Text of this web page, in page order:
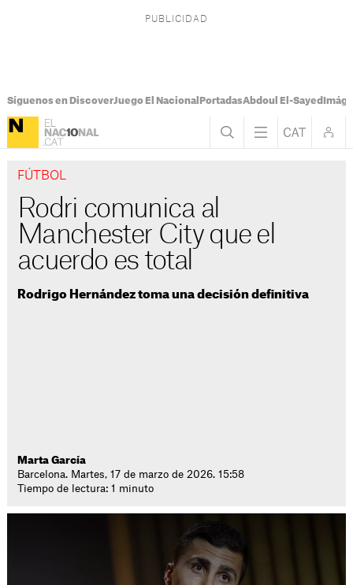
Síguenos en DiscoverJuego El Nacional PortadasAbdoul El-Sayed
FÚTBOL
Rodri comunica al
Manchester City que el
acuerdo es total
Rodrigo Hernández toma una decisión definitiva
Marta García
Barcelona. Martes, 17 de marzo de 2026. 15:58
Tiempo de lectura: 1 minuto